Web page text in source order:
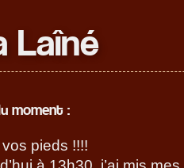
Laîné
moment :
pieds !!!!